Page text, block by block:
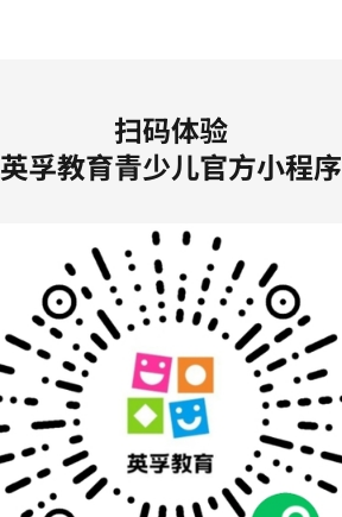
扫码体验
英孚教育青少儿官方小程序